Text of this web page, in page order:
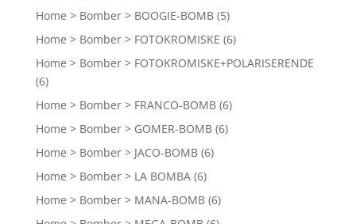
Home > Bomber > BOOGIE-BOMB (5)
Home > Bomber > FOTOKROMISKE (6)
Home > Bomber > FOTOKROMISKE+POLARISERENDE
(6)
Home > Bomber > FRANCO-BOMB (6)
Home > Bomber > GOMER-BOMB (6)
Home > Bomber > JACO-BOMB (6)
Home > Bomber > LA BOMBA (6)
Home > Bomber > MANA-BOMB (6)